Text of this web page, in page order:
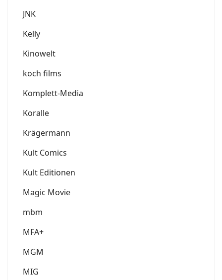
JNK
Kelly
Kinowelt
koch films
Komplett-Media
Koralle
Krägermann
Kult Comics
Kult Editionen
Magic Movie
mbm
MFA+
MGM
MIG